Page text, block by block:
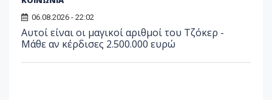
06.08.2026 - 22:02
Αυτοί είναι οι μαγικοί αριθμοί του Τζόκερ -
Μάθε αν κέρδισες 2.500.000 ευρώ